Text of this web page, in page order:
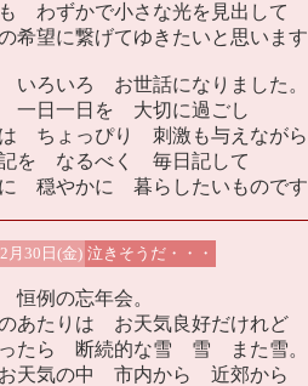
わずかで小さな光を見出して
希望に繋げてゆきたいと思います
いろいろ お世話になりました。
一日一日を 大切に過ごし
ちょっぴり 刺激も与えながら
を なるべく 毎日記して
穏やかに 暮らしたいものです
月30日(金) 泣きそうだ・・・
恒例の忘年会。
あたりは お天気良好だけれど
たら 断続的な雪 雪 また雪。
天気の中 市内から 近郊から